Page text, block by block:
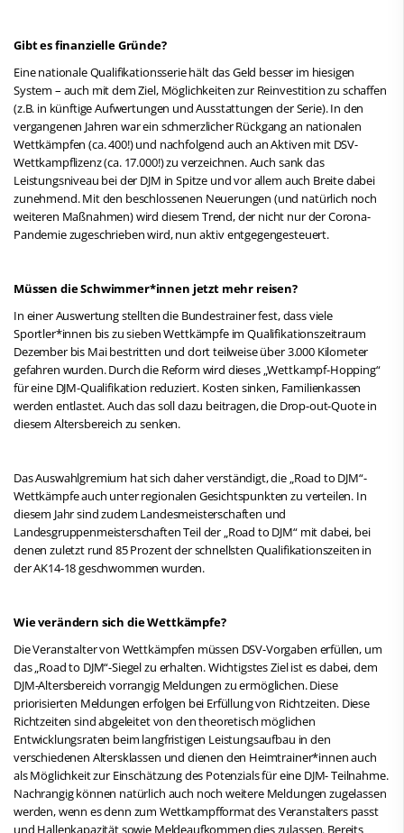
Gibt es finanzielle Gründe?
Eine nationale Qualifikationsserie hält das Geld besser im hiesigen
System – auch mit dem Ziel, Möglichkeiten zur Reinvestition zu schaffen
(z.B. in künftige Aufwertungen und Ausstattungen der Serie). In den
vergangenen Jahren war ein schmerzlicher Rückgang an nationalen
Wettkämpfen (ca. 400!) und nachfolgend auch an Aktiven mit DSV-
Wettkampflizenz (ca. 17.000!) zu verzeichnen. Auch sank das
Leistungsniveau bei der DJM in Spitze und vor allem auch Breite dabei
zunehmend. Mit den beschlossenen Neuerungen (und natürlich noch
weiteren Maßnahmen) wird diesem Trend, der nicht nur der Corona-
Pandemie zugeschrieben wird, nun aktiv entgegengesteuert.
Müssen die Schwimmer*innen jetzt mehr reisen?
In einer Auswertung stellten die Bundestrainer fest, dass viele
Sportler*innen bis zu sieben Wettkämpfe im Qualifikationszeitraum
Dezember bis Mai bestritten und dort teilweise über 3.000 Kilometer
gefahren wurden. Durch die Reform wird dieses „Wettkampf-Hopping“
für eine DJM-Qualifikation reduziert. Kosten sinken, Familienkassen
werden entlastet. Auch das soll dazu beitragen, die Drop-out-Quote in
diesem Altersbereich zu senken.
Das Auswahlgremium hat sich daher verständigt, die „Road to DJM“-
Wettkämpfe auch unter regionalen Gesichtspunkten zu verteilen. In
diesem Jahr sind zudem Landesmeisterschaften und
Landesgruppenmeisterschaften Teil der „Road to DJM“ mit dabei, bei
denen zuletzt rund 85 Prozent der schnellsten Qualifikationszeiten in
der AK14-18 geschwommen wurden.
Wie verändern sich die Wettkämpfe?
Die Veranstalter von Wettkämpfen müssen DSV-Vorgaben erfüllen, um
das „Road to DJM“-Siegel zu erhalten. Wichtigstes Ziel ist es dabei, dem
DJM-Altersbereich vorrangig Meldungen zu ermöglichen. Diese
priorisierten Meldungen erfolgen bei Erfüllung von Richtzeiten. Diese
Richtzeiten sind abgeleitet von den theoretisch möglichen
Entwicklungsraten beim langfristigen Leistungsaufbau in den
verschiedenen Altersklassen und dienen den Heimtrainer*innen auch
als Möglichkeit zur Einschätzung des Potenzials für eine DJM- Teilnahme.
Nachrangig können natürlich auch noch weitere Meldungen zugelassen
werden, wenn es denn zum Wettkampfformat des Veranstalters passt
und Hallenkapazität sowie Meldeaufkommen dies zulassen. Bereits